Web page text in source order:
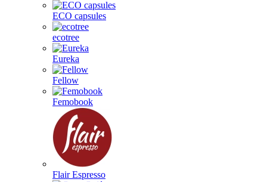
ECO capsules
ecotree
Eureka
Fellow
Femobook
Flair Espresso